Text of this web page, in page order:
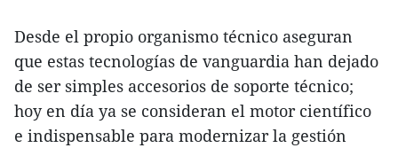
Desde el propio organismo técnico aseguran
que estas tecnologías de vanguardia han dejado
de ser simples accesorios de soporte técnico;
hoy en día ya se consideran el motor científico
e indispensable para modernizar la gestión